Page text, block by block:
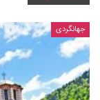
جهانگردی